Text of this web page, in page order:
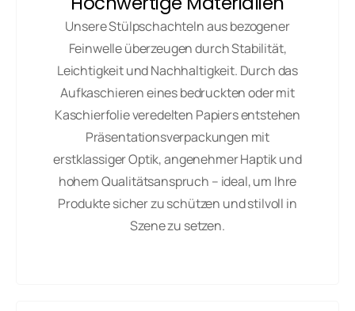
Unsere Stülpschachteln aus bezogener
Feinwelle überzeugen durch Stabilität,
Leichtigkeit und Nachhaltigkeit. Durch das
Aufkaschieren eines bedruckten oder mit
Kaschierfolie veredelten Papiers entstehen
Präsentationsverpackungen mit
erstklassiger Optik, angenehmer Haptik und
hohem Qualitätsanspruch – ideal, um Ihre
Produkte sicher zu schützen und stilvoll in
Szene zu setzen.